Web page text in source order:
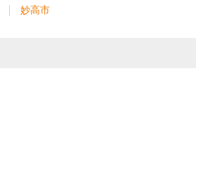
妙高市